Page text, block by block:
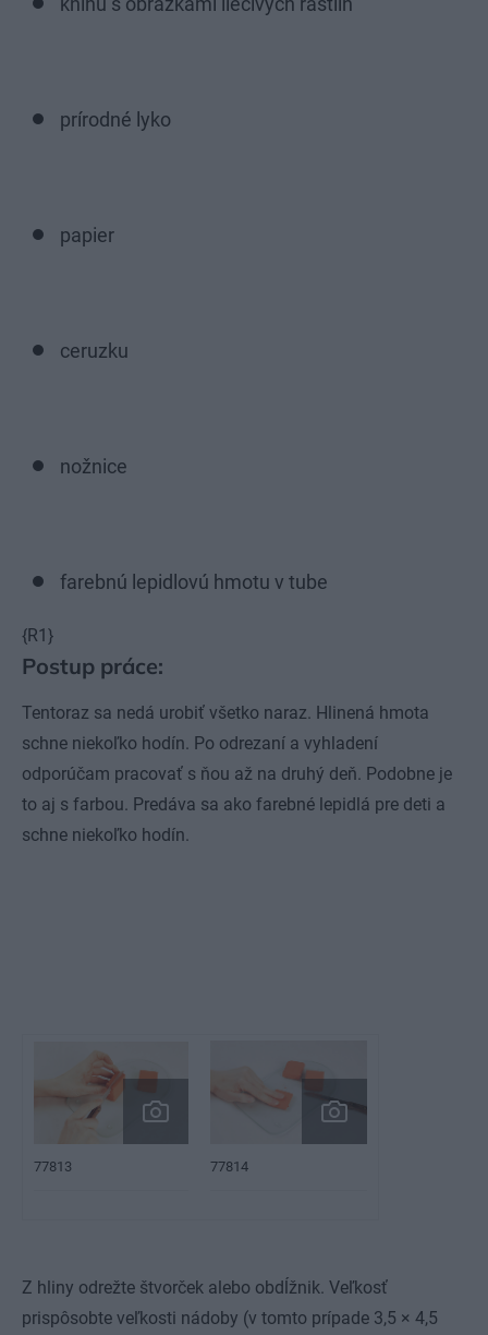
prírodné lyko
papier
ceruzku
nožnice
farebnú lepidlovú hmotu v tube
{R1}
Postup práce:
Tentoraz sa nedá urobiť všetko naraz. Hlinená hmota
schne niekoľko hodín. Po odrezaní a vyhladení
odporúčam pracovať s ňou až na druhý deň. Podobne je
to aj s farbou. Predáva sa ako farebné lepidlá pre deti a
schne niekoľko hodín.
77813 77814
Z hliny odrežte štvorček alebo obdĺžnik. Veľkosť
prispôsobte veľkosti nádoby (v tomto prípade 3,5 × 4,5